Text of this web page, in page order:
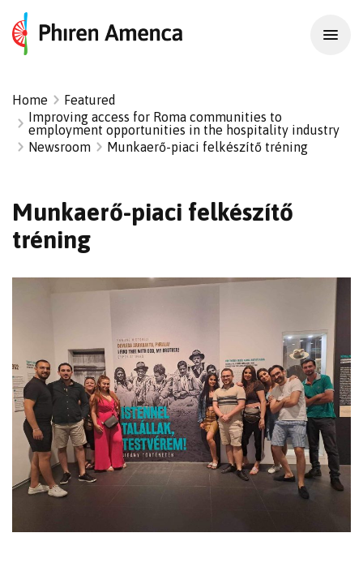
Home
Featured
Improving access for Roma communities to
employment opportunities in the hospitality industry
Newsroom
Munkaerő-piaci felkészítő tréning
Munkaerő-piaci felkészítő
tréning